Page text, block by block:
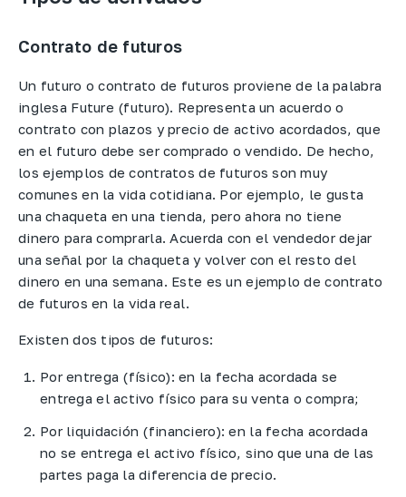
Contrato de futuros
Un futuro o contrato de futuros proviene de la palabra
inglesa Future (futuro). Representa un acuerdo o
contrato con plazos y precio de activo acordados, que
en el futuro debe ser comprado o vendido. De hecho,
los ejemplos de contratos de futuros son muy
comunes en la vida cotidiana. Por ejemplo, le gusta
una chaqueta en una tienda, pero ahora no tiene
dinero para comprarla. Acuerda con el vendedor dejar
una señal por la chaqueta y volver con el resto del
dinero en una semana. Este es un ejemplo de contrato
de futuros en la vida real.
Existen dos tipos de futuros:
Por entrega (físico): en la fecha acordada se
entrega el activo físico para su venta o compra;
Por liquidación (financiero): en la fecha acordada
no se entrega el activo físico, sino que una de las
partes paga la diferencia de precio.